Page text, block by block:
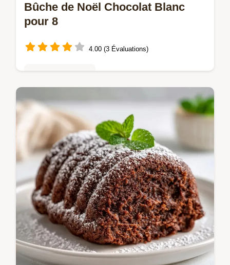
Bûche de Noël Chocolat Blanc
pour 8
4.00 (3 Évaluations)
Réalisez une Bûche de Noël chocolat blanc
maison. Ce dessert de Noël chocolat blanc
inclut une checklist des erreurs communes.
Prête en 57 minutes.